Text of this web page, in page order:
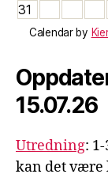
31
Calendar by
15.07.26
Utredning:
kan det være